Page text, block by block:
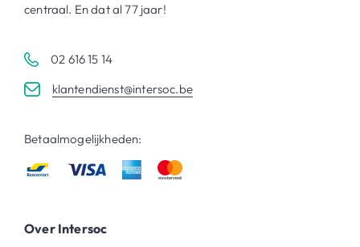
centraal. En dat al 77 jaar!
02 616 15 14
klantendienst@intersoc.be
Betaalmogelijkheden:
Over Intersoc